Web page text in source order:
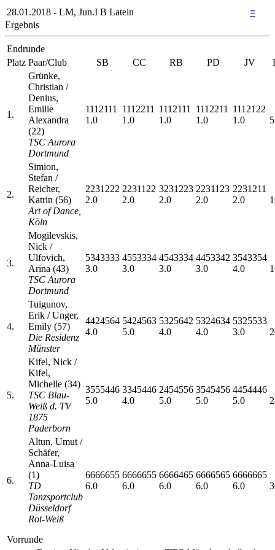
28.01.2018 - LM, Jun.I B Latein
≡
Ergebnis
Endrunde
Platz Paar/Club SB CC RB PD JV
1.
Grünke,
Christian /
Denius,
Emilie
Alexandra
(22)
TSC Aurora
Dortmund
1112111
1.0
1112211
1.0
1112111
1.0
1112211
1.0
1112122
1.0
2.
Simion,
Stefan /
Reicher,
Katrin (56)
Art of Dance,
Köln
2231222
2.0
2231122
2.0
3231223
2.0
2231123
2.0
2231211
2.0
3.
Mogilevskis,
Nick /
Ulfovich,
Arina (43)
TSC Aurora
Dortmund
5343333
3.0
4553334
3.0
4543334
3.0
4453342
3.0
3543354
4.0
4.
Tuigunov,
Erik / Unger,
Emily (57)
Die Residenz
Münster
4424564
4.0
5424563
5.0
5325642
4.0
5324634
4.0
5325533
3.0
5.
Kifel, Nick /
Kifel,
Michelle (34)
TSC Blau-
Weiß d. TV
1875
Paderborn
3555446
5.0
3345446
4.0
2454556
5.0
3545456
5.0
4454446
5.0
6.
Altun, Umut /
Schäfer,
Anna-Luisa
(1)
TD
Tanzsportclub
Düsseldorf
Rot-Weiß
6666655
6.0
6666655
6.0
6666465
6.0
6666565
6.0
6666665
6.0
Vorrunde